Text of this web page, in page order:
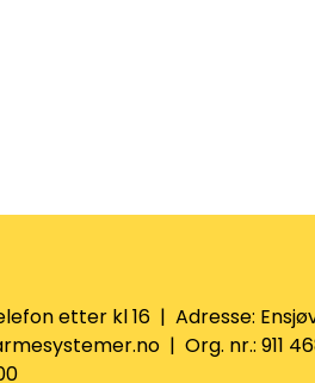
etter kl 16 | Adresse:
| Org. nr.: 911